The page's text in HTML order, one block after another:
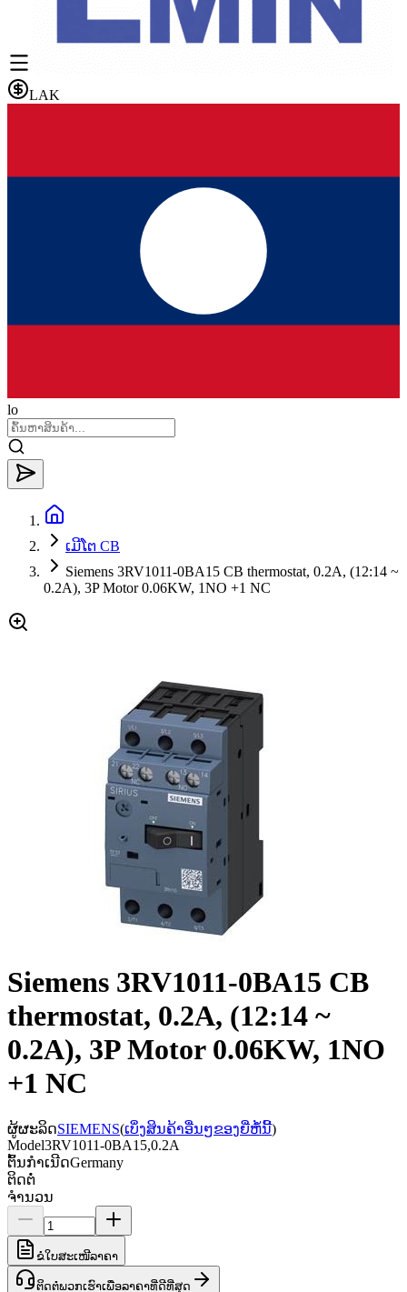
LAK
lo
ເມີໂຕ CB
Siemens 3RV1011-0BA15 CB thermostat, 0.2A, (12:14 ~
0.2A), 3P Motor 0.06KW, 1NO +1 NC
Siemens 3RV1011-0BA15 CB
thermostat, 0.2A, (12:14 ~
0.2A), 3P Motor 0.06KW, 1NO
+1 NC
ຜູ້ຜະລິດSIEMENS(ເບິ່ງສິນຄ້າອື່ນໆຂອງຍີ່ຫໍ້ນີ້)
Model3RV1011-0BA15,0.2A
ຕົ້ນກຳເນີດGermany
ຕິດຕໍ່
ຈຳນວນ
ຂໍໃບສະເໜີລາຄາ
ຕິດຕໍ່ພວກເຮົາເພື່ອລາຄາທີ່ດີທີ່ສຸດ